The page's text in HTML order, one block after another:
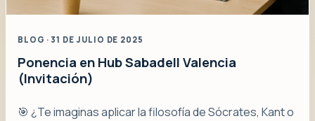
BLOG · 31 DE JULIO DE 2025
Ponencia en Hub Sabadell Valencia
(Invitación)
🎯 ¿Te imaginas aplicar la filosofía de Sócrates, Kant o